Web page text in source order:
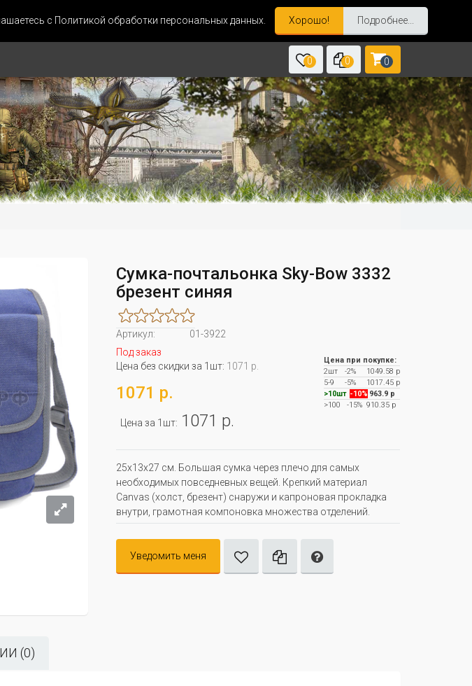
с Политикой обработки персональных данных. Хорошо! Подробнее...
0 0 0
Сумка-почтальонка Sky-Bow 3332
брезент синяя
Артикул:
01-3922
Под заказ
Цена без скидки за 1шт: 1071 р.
1071 р.
Цена за 1шт: 1071 р.
Цена при покупке:
2шт
-2%
1049.58 р
5-9
-5%
1017.45 р
>10шт -10% 963.9 р
>100
-15%910.35 р
25x13x27 см. Большая сумка через плечо для самых
необходимых повседневных вещей. Крепкий материал
Canvas (холст, брезент) снаружи и капроновая прокладка
внутри, грамотная компоновка множества отделений.
Уведомить меня
(0)